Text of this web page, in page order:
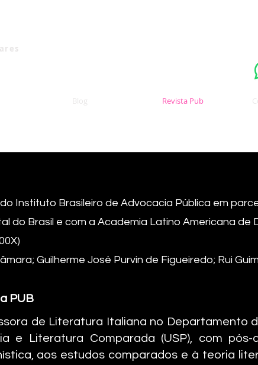
Blog Revista Pub
Instituto Brasileiro de Advocacia Pública em
do Brasil e com a Academia Latino Americana de
Guilherme José Purvin de Figueiredo; Rui
PUB
de Literatura Italiana no Departamento
e Literatura Comparada (USP), com
aos estudos comparados e à teoria